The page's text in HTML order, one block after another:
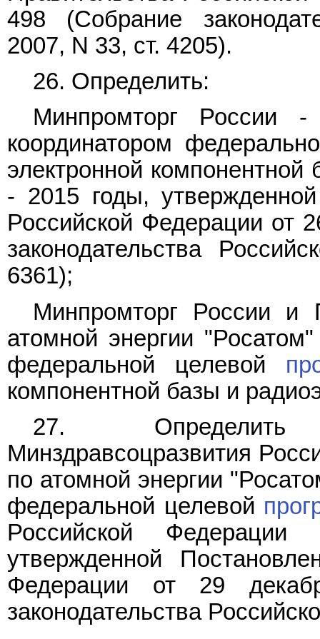
498 (Собрание
2007, N 33, ст. 4205).
26. Определить:
Минпромторг России -
координатором
электронной компонентной
- 2015 годы,
Российской Федерации от
законодательства
6361);
Минпромторг России и
атомной энергии
федеральной целевой
компонентной базы и
27. Определить
Минздравсоцразвития
по атомной энергии
федеральной целевой
Российской
утвержденной
Федерации от 29
законодательства